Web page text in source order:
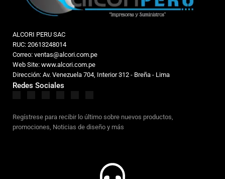
ALCORI PERU SAC
RUC: 20613248014
Correo: ventas@alcori.com.pe
Web Site: www.alcori.com.pe
Dirección: Av. Venezuela 704, Interior 312 - Breña - Lima
Redes Sociales
Regístrese para recibir lo último sobre nuevos productos,
promociones, Noticias de diseño y más